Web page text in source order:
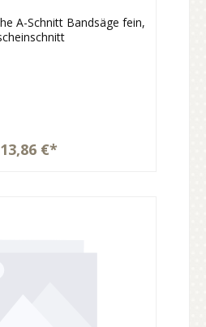
A-Schnitt Bandsäge fein,
€*